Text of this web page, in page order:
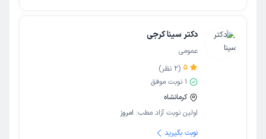
دکتر سینا کرجی
عمومی
5
(
2 نظر)
1 نوبت موفق
کرمانشاه
اولین نوبت آزاد مطب: امروز
نوبت بگیرید